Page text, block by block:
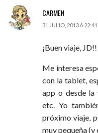
CARMEN
31 JULIO, 2013 A 22:41
¡Buen viaje, JD!!
Me interesa
con la tablet,
app o desde la
etc. Yo
próximo viaje,
muy pequeña (y